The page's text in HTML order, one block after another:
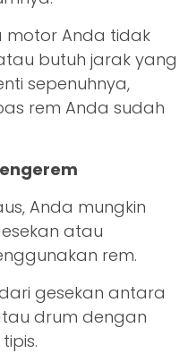
motor Anda tidak
butuh jarak yang
sepenuhnya,
rem Anda sudah
Anda mungkin
atau
rem.
gesekan antara
drum dengan